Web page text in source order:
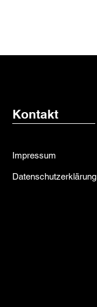
Kontakt
Impressum
Datenschutzerklärung